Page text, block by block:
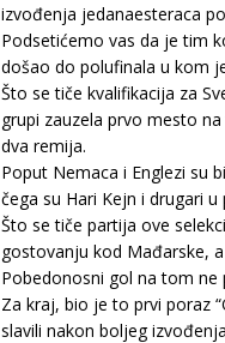
izvođenja jedanaesteraca
Podsetićemo vas da je tim
došao do polufinala u kom
Što se tiče kvalifikacija za
grupi zauzela prvo mesto
dva remija.
Poput Nemaca i Englezi su
čega su Hari Kejn i drugari
Što se tiče partija ove
gostovanju kod Mađarske,
Pobedonosni gol na tom
Za kraj, bio je to prvi poraz
slavili nakon boljeg